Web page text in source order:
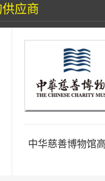
供应商
中华慈善博物馆高空作